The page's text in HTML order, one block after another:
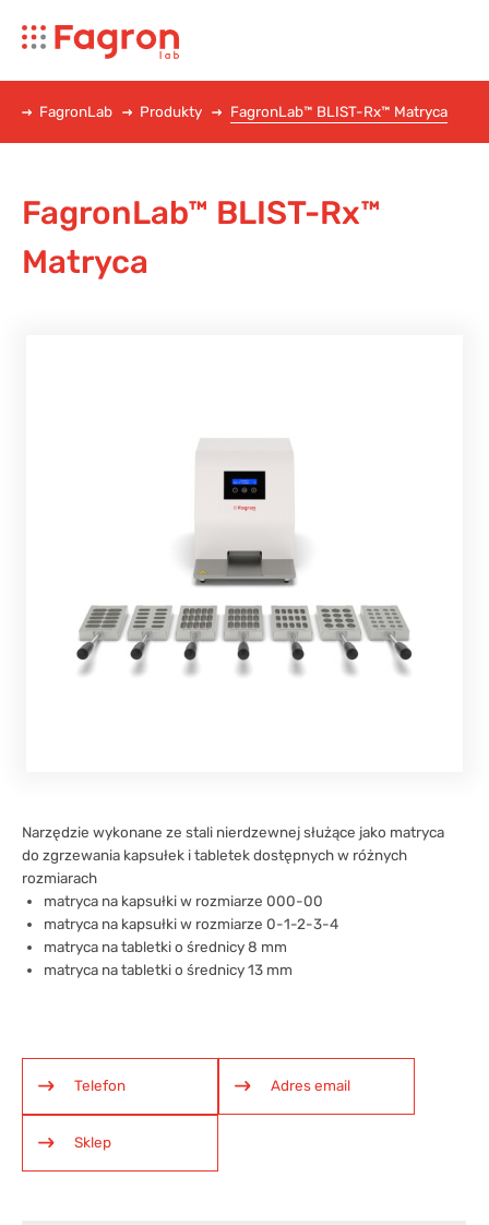
FagronLab Produkty FagronLab™ BLIST-Rx™ Matryca
FagronLab™ BLIST-Rx™
Matryca
Narzędzie wykonane ze stali nierdzewnej służące jako matryca
do zgrzewania kapsułek i tabletek dostępnych w różnych
rozmiarach
matryca na kapsułki w rozmiarze 000-00
matryca na kapsułki w rozmiarze 0-1-2-3-4
matryca na tabletki o średnicy 8 mm
matryca na tabletki o średnicy 13 mm
Telefon Adres email
Sklep